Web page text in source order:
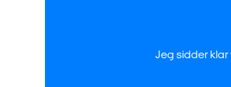
Jeg sidder klar